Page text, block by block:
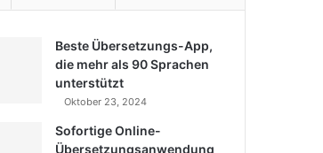
Beste Übersetzungs-App,
die mehr als 90 Sprachen
unterstützt
Oktober 23, 2024
Sofortige Online-
Übersetzungsanwendung